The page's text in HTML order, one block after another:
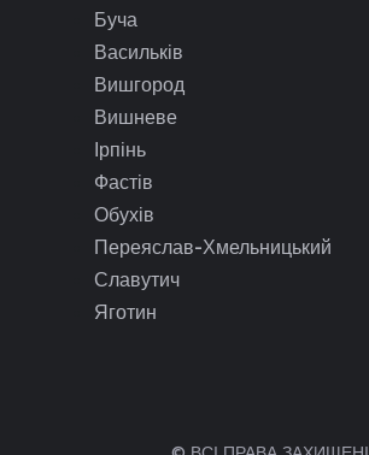
Буча
Васильків
Вишгород
Вишневе
Ірпінь
Фастів
Обухів
Переяслав-Хмельницький
Славутич
Яготин